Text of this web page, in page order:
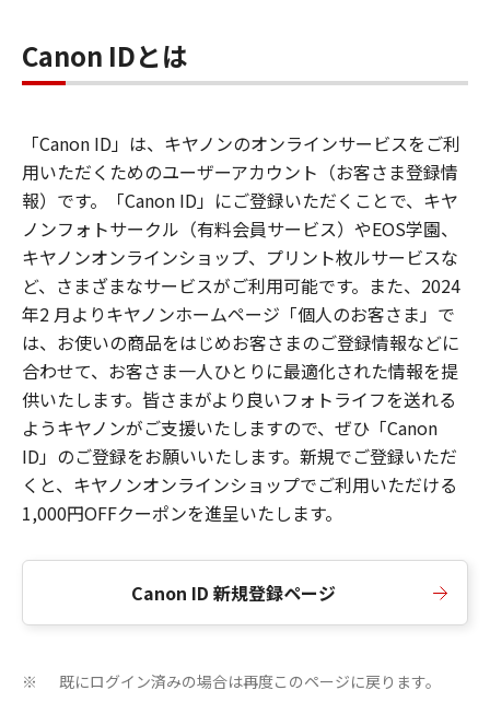
Canon IDとは
「Canon ID」は、キヤノンのオンラインサービスをご利
用いただくためのユーザーアカウント（お客さま登録情
報）です。「Canon ID」にご登録いただくことで、キヤ
ノンフォトサークル（有料会員サービス）やEOS学園、
キヤノンオンラインショップ、プリント枚ルサービスな
ど、さまざまなサービスがご利用可能です。また、2024
年2 月よりキヤノンホームページ「個人のお客さま」で
は、お使いの商品をはじめお客さまのご登録情報などに
合わせて、お客さま一人ひとりに最適化された情報を提
供いたします。皆さまがより良いフォトライフを送れる
ようキヤノンがご支援いたしますので、ぜひ「Canon
ID」のご登録をお願いいたします。新規でご登録いただ
くと、キヤノンオンラインショップでご利用いただける
1,000円OFFクーポンを進呈いたします。
Canon ID 新規登録ページ
※ 既にログイン済みの場合は再度このページに戻ります。